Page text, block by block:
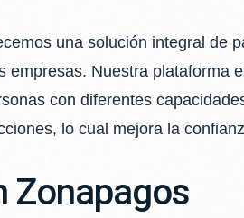
una solución integral de
empresas. Nuestra plataforma
con diferentes
lo cual mejora la
Zonapagos